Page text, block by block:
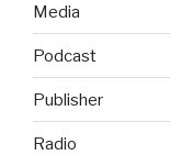
Media
Podcast
Publisher
Radio